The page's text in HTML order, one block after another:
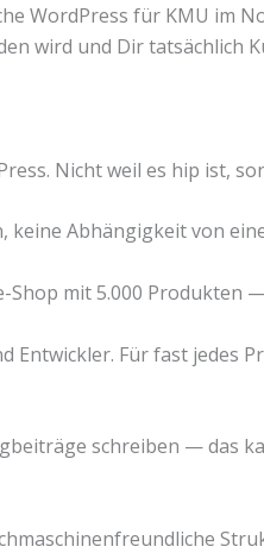
WordPress für KMU
wird und Dir tatsächlich
Nicht weil es hip ist,
keine Abhängigkeit von
mit 5.000 Produkten
Entwickler. Für fast jedes
schreiben — das